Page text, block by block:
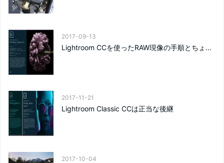
2017-09-13
Lightroom CCを使ったRAW現像の手順とちょ...
2017-11-21
Lightroom Classic CCは正当な後継
2017-10-04